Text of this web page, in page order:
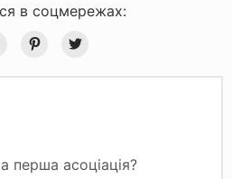
в соцмережах:
перша асоціація?